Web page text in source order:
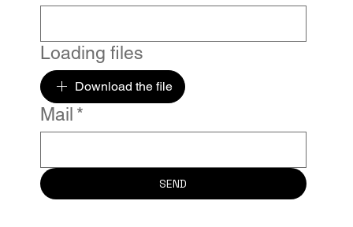
Loading files
Download the file
Mail *
SEND